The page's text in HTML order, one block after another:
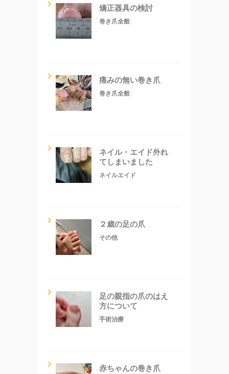
矯正器具の検討
巻き爪全般
痛みの無い巻き爪
巻き爪全般
ネイル・エイド外れ
てしまいました
ネイルエイド
２歳の足の爪
その他
足の親指の爪のはえ
方について
手術治療
赤ちゃんの巻き爪